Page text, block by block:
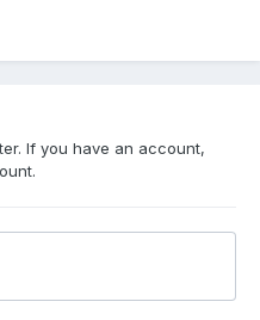
If you have an account,